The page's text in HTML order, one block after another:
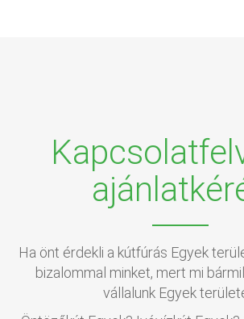
Ha önt érdekli a kútfúrás Egyek
bizalommal minket, mert mi
vállalunk Egyek